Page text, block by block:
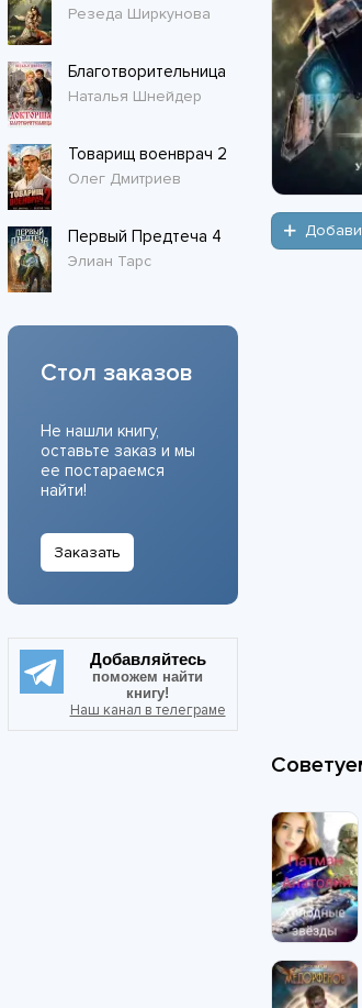
Резеда Ширкунова
Благотворительница
Наталья Шнейдер
Товарищ военврач 2
Олег Дмитриев
Первый Предтеча 4
Элиан Тарс
Стол заказов
Не нашли книгу,
оставьте заказ и мы
ее постараемся
найти!
Заказать
Добавляйтесь
поможем найти
книгу!
Наш канал в телеграме